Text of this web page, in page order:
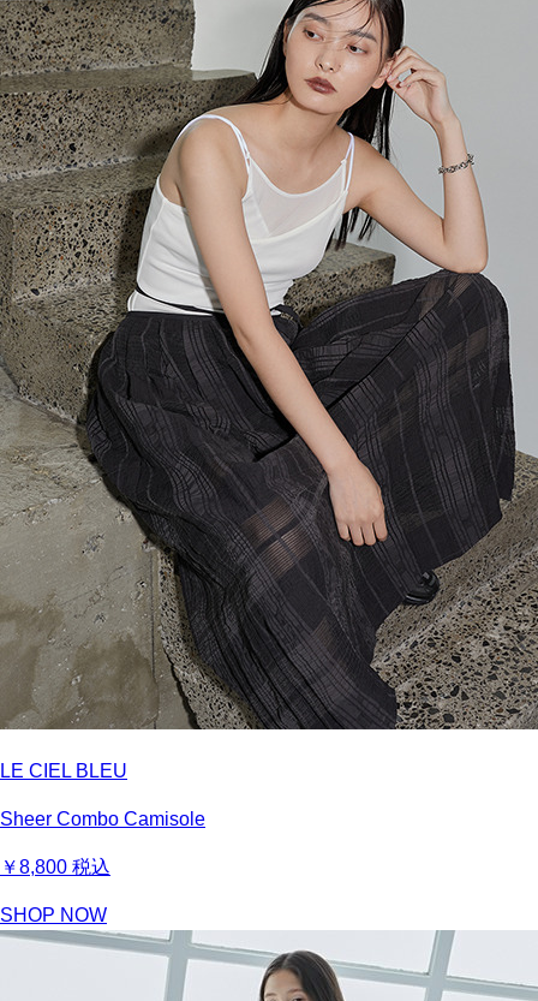
LE CIEL BLEU
Sheer Combo Camisole
￥8,800 税込
SHOP NOW